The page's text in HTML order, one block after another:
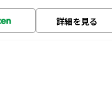
詳細を見る